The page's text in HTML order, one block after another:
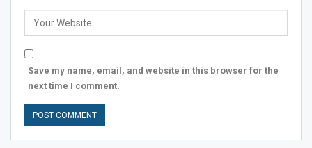
Save my name, email, and website in this browser for the
next time I comment.